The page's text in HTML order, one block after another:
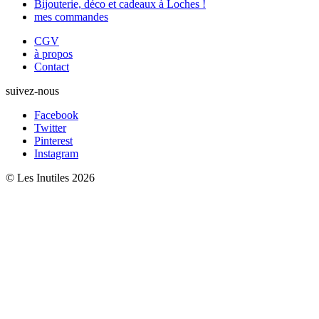
Bijouterie, déco et cadeaux à Loches !
mes commandes
CGV
à propos
Contact
suivez-nous
Facebook
Twitter
Pinterest
Instagram
© Les Inutiles 2026